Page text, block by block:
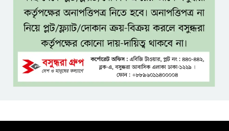
জনগণের ভাগ্য নিয়ে কাউকে
ছিনিমিনি খেলতে দেওয়া হবে না:
প্রধানমন্ত্রী
শ্রীমঙ্গলে বর্ণাঢ্য আয়োজনে
আন্তর্জাতিক আদিবাসী দিবস পালিত
যশোরে ইন্টারন্যাশনাল পিস স্কুল